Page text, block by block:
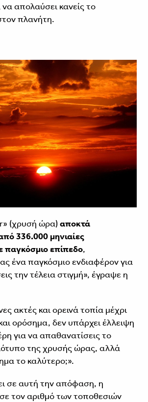
απολαύσει κανείς το
πλανήτη.
(χρυσή ώρα) αποκτά
336.000 μηνιαίες
παγκόσμιο επίπεδο,
ένα παγκόσμιο ενδιαφέρον για
την τέλεια στιγμή», έγραψε η
ακτές και ορεινά τοπία μέχρι
ορόσημα, δεν υπάρχει έλλειψη
για να απαθανατίσεις το
της χρυσής ώρας, αλλά
το καλύτερο;».
σε αυτή την απόφαση, η
τον αριθμό των τοποθεσιών